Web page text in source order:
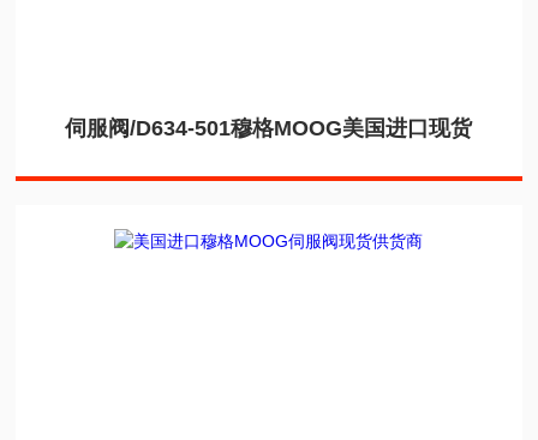
伺服阀/D634-501穆格MOOG美国进口现货